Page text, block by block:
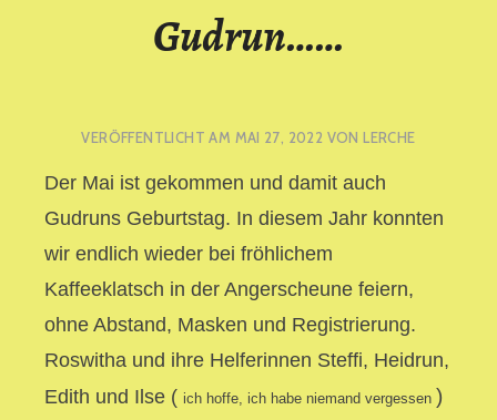
Gudrun……
VERÖFFENTLICHT AM MAI 27, 2022 VONLERCHE
Der Mai ist gekommen und damit auch
Gudruns Geburtstag. In diesem Jahr konnten
wir endlich wieder bei fröhlichem
Kaffeeklatsch in der Angerscheune feiern,
ohne Abstand, Masken und Registrierung.
Roswitha und ihre Helferinnen Steffi, Heidrun,
Edith und Ilse ( ich hoffe, ich habe niemand vergessen )